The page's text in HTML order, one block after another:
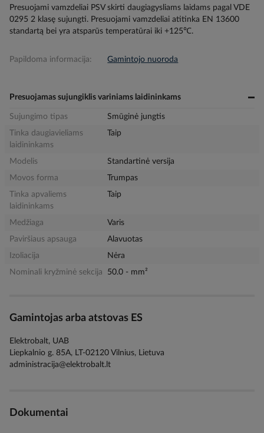
Presuojami vamzdeliai PSV skirti daugiagysliams laidams pagal VDE
0295 2 klasę sujungti. Presuojami vamzdeliai atitinka EN 13600
standartą bei yra atsparūs temperatūrai iki +125℃.
Papildoma informacija: Gamintojo nuoroda
Presuojamas sujungiklis variniams laidininkams
Sujungimo tipas
Smūginė jungtis
Tinka daugiavieliams
laidininkams
Taip
Modelis
Standartinė versija
Movos forma
Trumpas
Tinka apvaliems
laidininkams
Taip
Medžiaga
Varis
Paviršiaus apsauga
Alavuotas
Izoliacija
Nėra
Nominali kryžminė sekcija
50.0 - mm²
Gamintojas arba atstovas ES
Elektrobalt, UAB
Liepkalnio g. 85A, LT-02120 Vilnius, Lietuva
administracija@elektrobalt.lt
Dokumentai